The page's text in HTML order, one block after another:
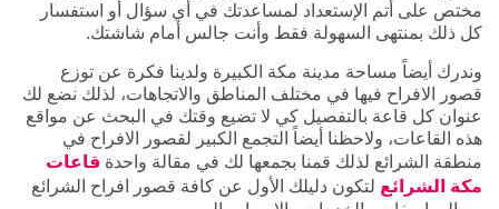
مختص على أتم الإستعداد لمساعدتك في أي سؤال أو استفسار
كل ذلك بمنتهى السهولة فقط وأنت جالس أمام شاشتك.
وندرك أيضاً مساحة مدينة مكة الكبيرة ولدينا فكرة عن توزع
قصور الافراح فيها في مختلف المناطق والاتجاهات، لذلك نضع لك
عنوان كل قاعة بالتفصيل كي لا تضيع وقتك في البحث عن مواقع
هذه القاعات، ولاحظنا أيضاً التجمع الكبير لقصور الافراح في
منطقة الشرائع لذلك قمنا بجمعها لك في مقالة واحدة قاعات
مكة الشرائع لتكون دليلك الأول عن كافة قصور افراح الشرائع